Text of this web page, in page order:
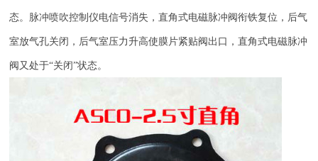
态。脉冲喷吹控制仪电信号消失，直角式电磁脉冲阀衔铁复位，后气
室放气孔关闭，后气室压力升高使膜片紧贴阀出口，直角式电磁脉冲
阀又处于“关闭”状态。